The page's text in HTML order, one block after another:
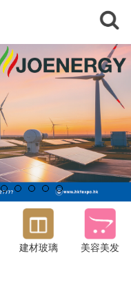
建材玻璃 美容美发